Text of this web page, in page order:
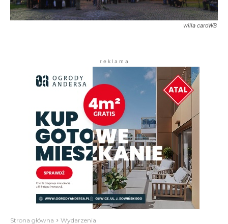
willa caroWB
r e k l a m a
Strona główna Wydarzenia